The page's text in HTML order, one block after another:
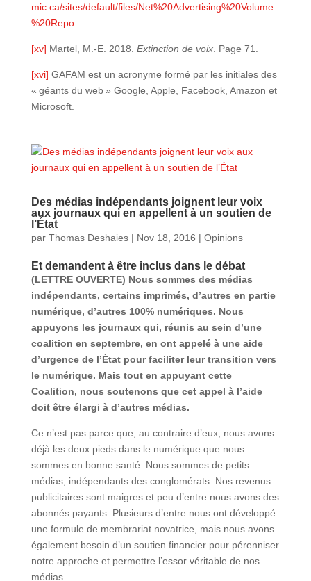
mic.ca/sites/default/files/Net%20Advertising%20Volume
%20Repo…
[xv] Martel, M.-E. 2018. Extinction de voix. Page 71.
[xvi] GAFAM est un acronyme formé par les initiales des
« géants du web » Google, Apple, Facebook, Amazon et
Microsoft.
Des médias indépendants joignent leur voix
aux journaux qui en appellent à un soutien de
l’État
par Thomas Deshaies| Nov 18, 2016 | Opinions
Et demandent à être inclus dans le débat
(LETTRE OUVERTE) Nous sommes des médias
indépendants, certains imprimés, d’autres en partie
numérique, d’autres 100% numériques. Nous
appuyons les journaux qui, réunis au sein d’une
coalition en septembre, en ont appelé à une aide
d’urgence de l’État pour faciliter leur transition vers
le numérique. Mais tout en appuyant cette
Coalition, nous soutenons que cet appel à l’aide
doit être élargi à d’autres médias.
Ce n’est pas parce que, au contraire d’eux, nous avons
déjà les deux pieds dans le numérique que nous
sommes en bonne santé. Nous sommes de petits
médias, indépendants des conglomérats. Nos revenus
publicitaires sont maigres et peu d’entre nous avons des
abonnés payants. Plusieurs d’entre nous ont développé
une formule de membrariat novatrice, mais nous avons
également besoin d’un soutien financier pour pérenniser
notre approche et permettre l’essor véritable de nos
médias.